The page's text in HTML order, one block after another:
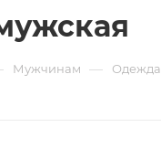
Мужчинам — Одежда